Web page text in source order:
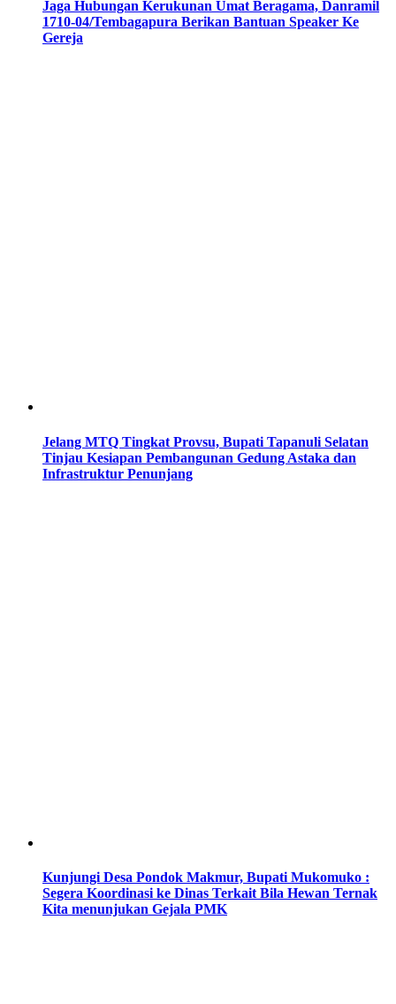
Jaga Hubungan Kerukunan Umat Beragama, Danramil
1710-04/Tembagapura Berikan Bantuan Speaker Ke
Gereja
Jelang MTQ Tingkat Provsu, Bupati Tapanuli Selatan
Tinjau Kesiapan Pembangunan Gedung Astaka dan
Infrastruktur Penunjang
Kunjungi Desa Pondok Makmur, Bupati Mukomuko :
Segera Koordinasi ke Dinas Terkait Bila Hewan Ternak
Kita menunjukan Gejala PMK